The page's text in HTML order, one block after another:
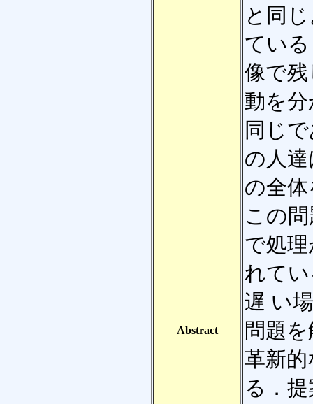
Abstract
と同
てい
像で
動を
同じ
の人
の全
この
で処
れて
遅 い
問題
革新的
る．